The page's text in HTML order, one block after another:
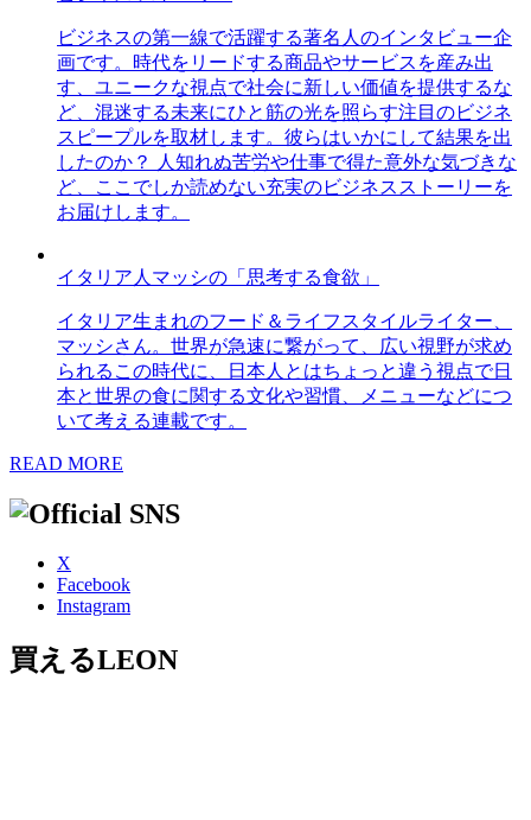
ビジネスの第一線で活躍する著名人のインタビュー企
画です。時代をリードする商品やサービスを産み出
す、ユニークな視点で社会に新しい価値を提供するな
ど、混迷する未来にひと筋の光を照らす注目のビジネ
スピープルを取材します。彼らはいかにして結果を出
したのか？ 人知れぬ苦労や仕事で得た意外な気づきな
ど、ここでしか読めない充実のビジネスストーリーを
お届けします。
イタリア人マッシの「思考する食欲」
イタリア生まれのフード＆ライフスタイルライター、
マッシさん。世界が急速に繋がって、広い視野が求め
られるこの時代に、日本人とはちょっと違う視点で日
本と世界の食に関する文化や習慣、メニューなどにつ
いて考える連載です。
READ MORE
X
Facebook
Instagram
買えるLEON